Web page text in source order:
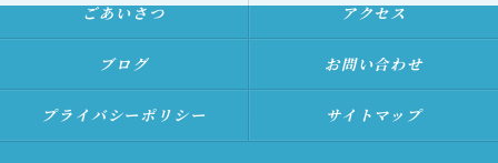
ごあいさつ アクセス
ブログ お問い合わせ
プライバシーポリシー サイトマップ